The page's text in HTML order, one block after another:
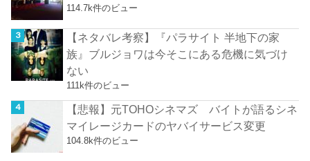
114.7k件のビュー
【ネタバレ考察】『パラサイト 半地下の家
族』ブルジョワは今そこにある危機に気づけ
ない
111k件のビュー
【悲報】元TOHOシネマズ バイトが語るシネ
マイレージカードのヤバイサービス変更
104.8k件のビュー